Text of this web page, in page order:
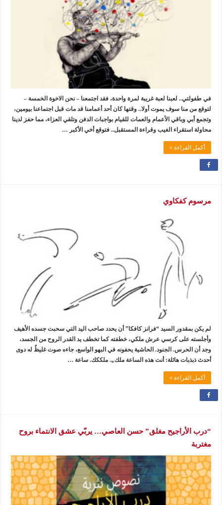
في طفولتي.. لعبنا لعبة غريبة لمرة واحدة، فقد اجتمعنا – نحن الاخوة الخمسة –
لتوقع من منا سوف يموت أولا.. وقتها كان أحد أعمامنا قد مات قبل اجتماعنا بيومين،
وتجمع أبي وباقي الأعمام والعمات للقيام بواجبات الدفن وتلقي العزاء، مما حفز لدينا
محاولة استقراء الغيب وقراءة المستقبل.. فتوقع أخي الأكبر …
أكمل القراءة »
مرسوم كفكاوي
لم يكن بمقدور السيد “فرانز كافكا” أن يحدد صاحب اليد التي سحبت جسده الأهيف
وأجلسته على كرسي عرش ملكي، خطفته كما تخطف يد القدر الروح من الجسد،
وجد أن الحرس. الجنود. الحاشية يحفونه في البهو الواسع، جاءه صوت غليظٌ له دوى
أحدث ذبذبات هائلة: أنت هذه الساعة ملك..ِ. ملككك. ساعة …
أكمل القراءة »
“درب الأراجيح مغلق” حسن العاصي… يربّي عشق الانتماء بروح
مغتربة